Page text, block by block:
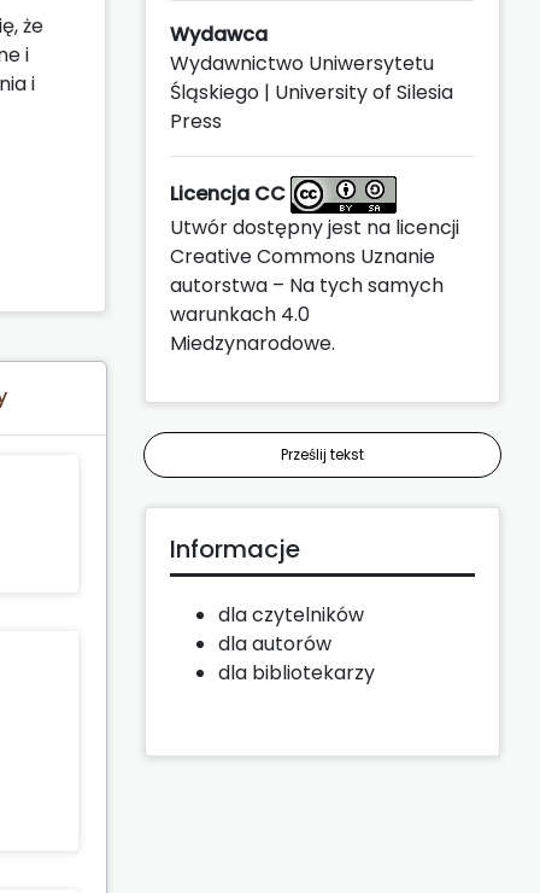
że
i
i
Wydawca
Wydawnictwo Uniwersytetu
Śląskiego | University of Silesia
Press
Licencja CC
Utwór dostępny jest na licencji
Creative Commons Uznanie
autorstwa – Na tych samych
warunkach 4.0
Miedzynarodowe.
Prześlij tekst
Informacje
dla czytelników
dla autorów
dla bibliotekarzy